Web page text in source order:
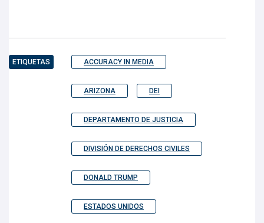
ETIQUETAS ACCURACY IN MEDIA
ARIZONA DEI
DEPARTAMENTO DE JUSTICIA
DIVISIÓN DE DERECHOS CIVILES
DONALD TRUMP
ESTADOS UNIDOS